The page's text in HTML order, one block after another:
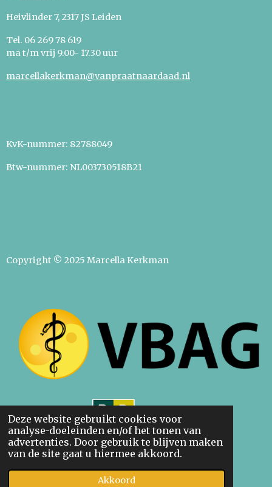
Deze website gebruikt cookies voor
analyse-doeleinden en/of het tonen van
advertenties. Door gebruik te blijven maken
van de site gaat u hiermee akkoord.
Akkoord
Heivlinder 7, 2317 JS Leiden
Tel. 06 269 78 619
ma t/m vrij 9.00- 17.30 uur
marcellakerkman@vanpraatnaardaad.nl
KvK-nummer: 82788049
Btw-nummer: NL003730518B21
Copyright © 2025 Marcella Kerkman
WhatsApp